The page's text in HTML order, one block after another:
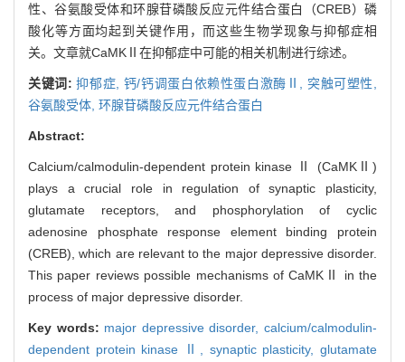
性、谷氨酸受体和环腺苷磷酸反应元件结合蛋白（CREB）磷
酸化等方面均起到关键作用，而这些生物学现象与抑郁症相
关。文章就CaMKⅡ在抑郁症中可能的相关机制进行综述。
关键词:抑郁症, 钙/钙调蛋白依赖性蛋白激酶Ⅱ, 突触可塑性,
谷氨酸受体, 环腺苷磷酸反应元件结合蛋白
Abstract:
Calcium/calmodulin-dependent protein kinase Ⅱ (CaMKⅡ)
plays a crucial role in regulation of synaptic plasticity,
glutamate receptors, and phosphorylation of cyclic
adenosine phosphate response element binding protein
(CREB), which are relevant to the major depressive disorder.
This paper reviews possible mechanisms of CaMKⅡ in the
process of major depressive disorder.
Key words: major depressive disorder,calcium/calmodulin-
dependent protein kinase Ⅱ, synaptic plasticity,glutamate